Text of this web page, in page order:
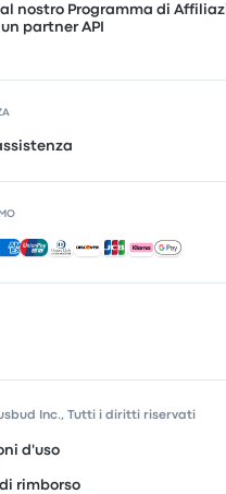
nostro Programma di
partner API
accettati
Inc., Tutti i diritti riservati
d'uso
rimborso